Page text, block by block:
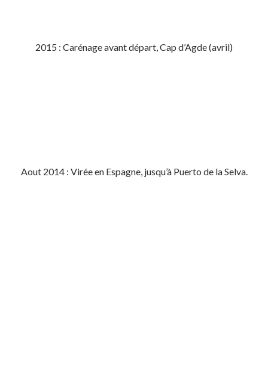
2015 : Carénage avant départ, Cap d’Agde (avril)
Aout 2014 : Virée en Espagne, jusqu’à Puerto de la Selva.